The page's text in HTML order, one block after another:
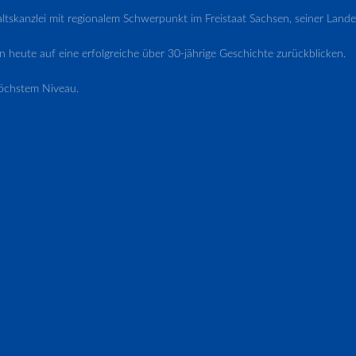
mit regionalem Schwerpunkt im Freistaat Sachsen, seiner
heute auf eine erfolgreiche über 30-jährige Geschichte zurückblicken.
Niveau.